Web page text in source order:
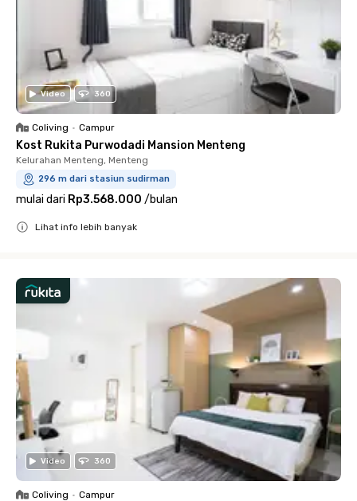
Video 360
Coliving • Campur
Kost Rukita Purwodadi Mansion Menteng
Kelurahan Menteng, Menteng
296 m dari stasiun sudirman
mulai dari Rp3.568.000 /bulan
Lihat info lebih banyak
Video 360
Coliving • Campur